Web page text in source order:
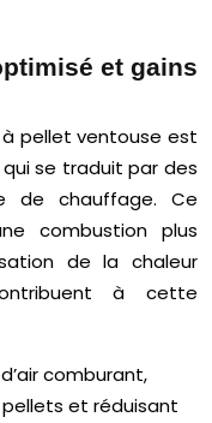
et gains
pellet ventouse est
se traduit par des
de chauffage. Ce
combustion plus
de la chaleur
à cette
comburant,
et réduisant